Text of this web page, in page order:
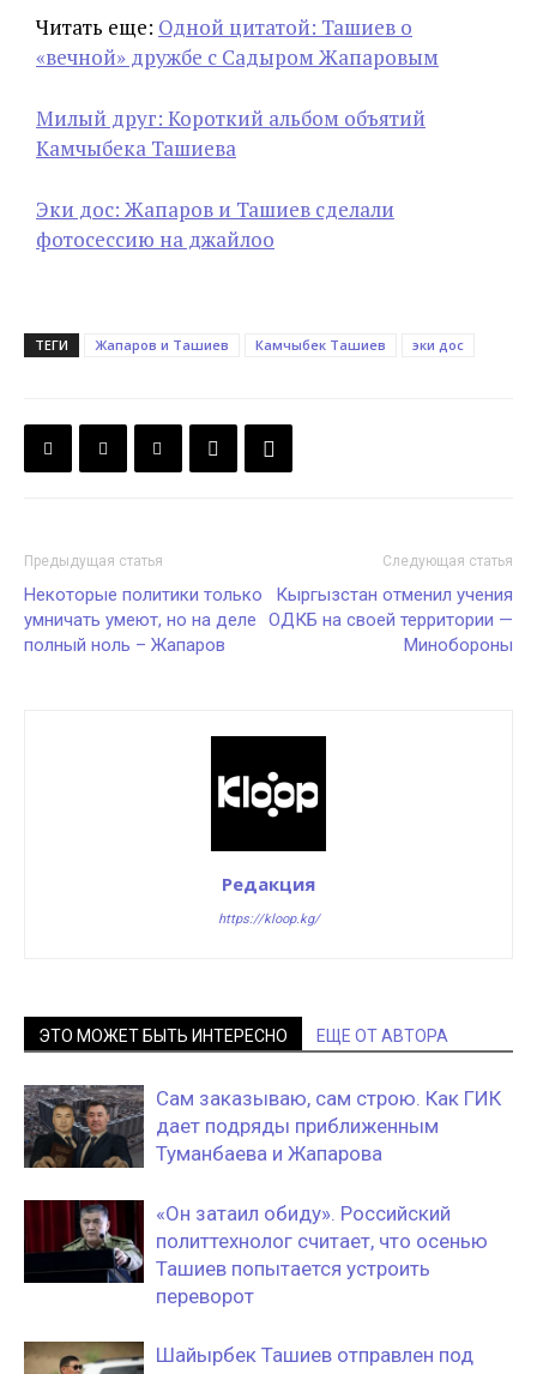
Читать еще: Одной цитатой: Ташиев о
«вечной» дружбе с Садыром Жапаровым
Милый друг: Короткий альбом объятий
Камчыбека Ташиева
Эки дос: Жапаров и Ташиев сделали
фотосессию на джайлоо
ТЕГИ Жапаров и Ташиев Камчыбек Ташиев эки дос
Предыдущая статья
Некоторые политики только
умничать умеют, но на деле
полный ноль – Жапаров
Следующая статья
Кыргызстан отменил учения
ОДКБ на своей территории —
Минобороны
Редакция
https://kloop.kg/
ЭТО МОЖЕТ БЫТЬ ИНТЕРЕСНО ЕЩЕ ОТ АВТОРА
Сам заказываю, сам строю. Как ГИК
дает подряды приближенным
Туманбаева и Жапарова
«Он затаил обиду». Российский
политтехнолог считает, что осенью
Ташиев попытается устроить
переворот
Шайырбек Ташиев отправлен под